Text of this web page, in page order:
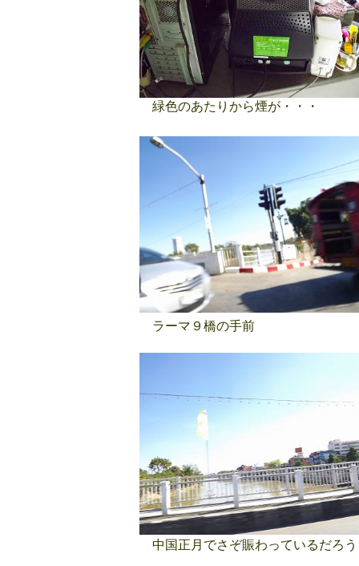
緑色のあたりから煙が・・・
ラーマ９橋の手前
中国正月でさぞ賑わっているだろう